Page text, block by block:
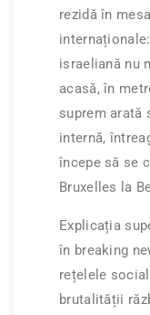
rezidă în
israeliană nu
acasă, în
suprem arată
internă,
începe să se
Bruxelles la
Explicația
în breaking
rețelele
brutalității